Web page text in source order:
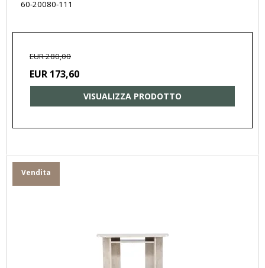
60-20080-111
EUR 280,00
EUR 173,60
VISUALIZZA PRODOTTO
Vendita